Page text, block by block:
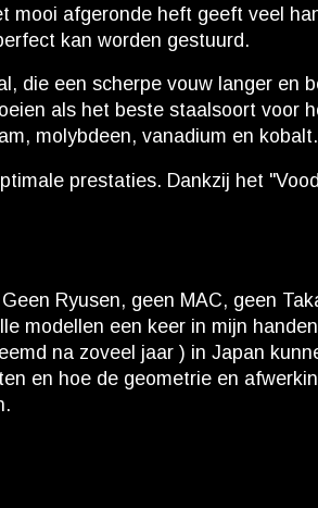
afgeronde heft geeft veel
kan worden gestuurd.
die een scherpe vouw langer en
als het beste staalsoort voor
molybdeen, vanadium en kobalt.
prestaties. Dankzij het
Ryusen, geen MAC, geen
modellen een keer in mijn
na zoveel jaar ) in Japan
en hoe de geometrie en